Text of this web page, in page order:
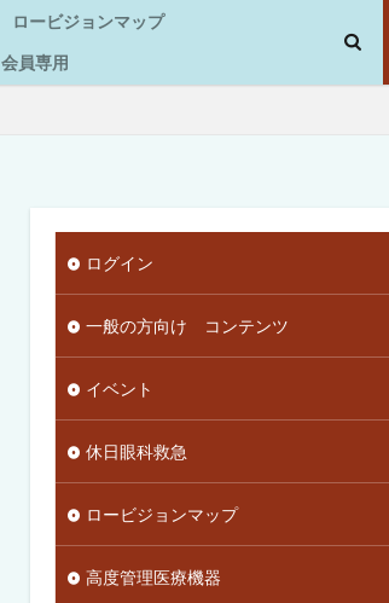
ロービジョンマップ
会員専用
ログイン
一般の方向け コンテンツ
イベント
休日眼科救急
ロービジョンマップ
高度管理医療機器